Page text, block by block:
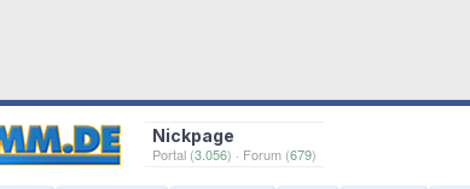
Nickpage
Portal (3.056) · Forum (679)